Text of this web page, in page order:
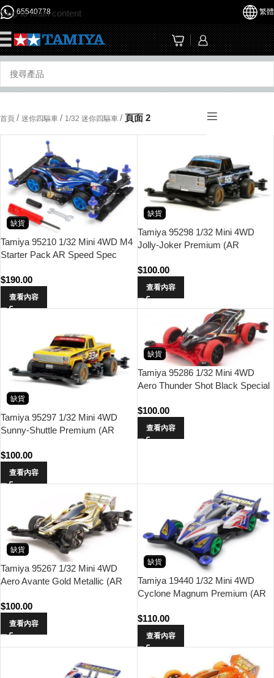
Skip to main content
65540778 繁體
首頁 / 迷你四驅車 / 1/32 迷你四驅車 / 頁面 2
缺貨
Tamiya 95210 1/32 Mini 4WD M4
Starter Pack AR Speed Spec
$190.00
查看內容
缺貨
Tamiya 95298 1/32 Mini 4WD
Jolly-Joker Premium (AR
$100.00
查看內容
缺貨
Tamiya 95297 1/32 Mini 4WD
Sunny-Shuttle Premium (AR
$100.00
查看內容
缺貨
Tamiya 95286 1/32 Mini 4WD
Aero Thunder Shot Black Special
$100.00
查看內容
缺貨
Tamiya 95267 1/32 Mini 4WD
Aero Avante Gold Metallic (AR
$100.00
查看內容
缺貨
Tamiya 19440 1/32 Mini 4WD
Cyclone Magnum Premium (AR
$110.00
查看內容